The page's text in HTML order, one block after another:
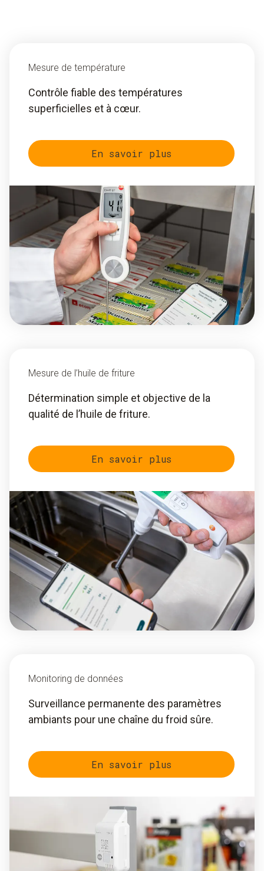
Mesure de température
Contrôle fiable des températures
superficielles et à cœur.
En savoir plus
Mesure de l’huile de friture
Détermination simple et objective de la
qualité de l’huile de friture.
En savoir plus
Monitoring de données
Surveillance permanente des paramètres
ambiants pour une chaîne du froid sûre.
En savoir plus